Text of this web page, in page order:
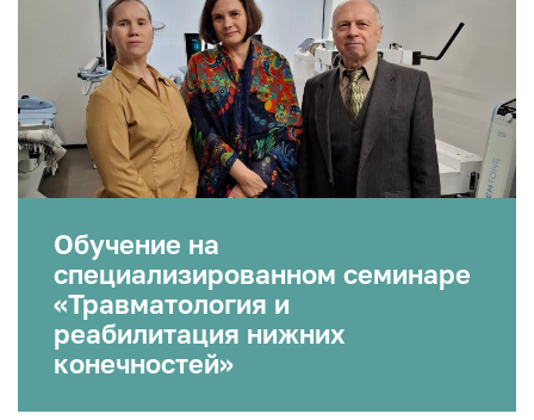
Обучение на
специализированном семинаре
«Травматология и
реабилитация нижних
конечностей»